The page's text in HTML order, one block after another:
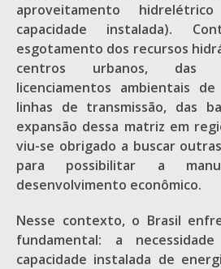
aproveitamento
capacidade instalada).
esgotamento dos recursos
centros urbanos, das
licenciamentos ambientais
linhas de transmissão, das
expansão dessa matriz em
viu-se obrigado a buscar
para possibilitar a
desenvolvimento econômico.
Nesse contexto, o Brasil
fundamental: a
capacidade instalada de